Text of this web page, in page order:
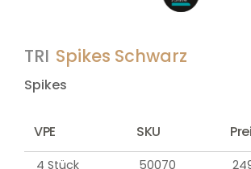
TRI Spikes Schwarz
Spikes
VPE SKU
4 Stück 50070